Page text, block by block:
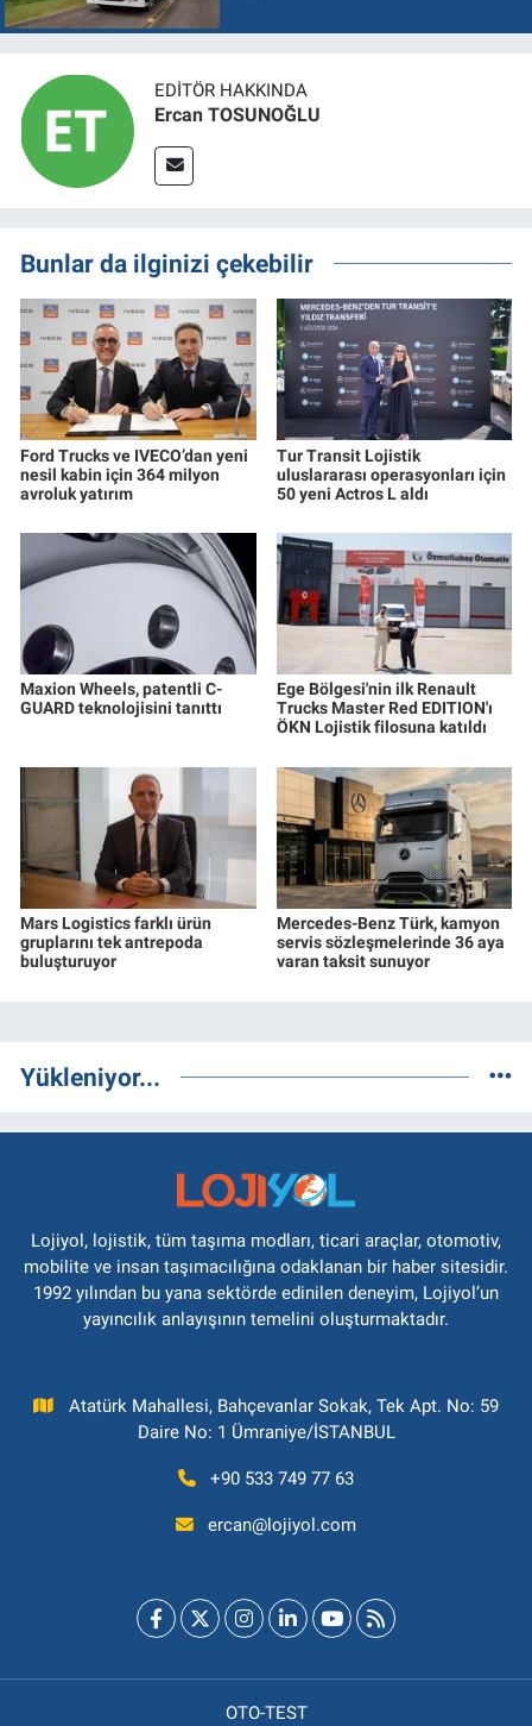
EDITÖR HAKKINDA
Ercan TOSUNOĞLU
Bunlar da ilginizi çekebilir
Ford Trucks ve IVECO’dan yeni
nesil kabin için 364 milyon
avroluk yatırım
Tur Transit Lojistik
uluslararası operasyonları için
50 yeni Actros L aldı
Maxion Wheels, patentli C-
GUARD teknolojisini tanıttı
Ege Bölgesi'nin ilk Renault
Trucks Master Red EDITION'ı
ÖKN Lojistik filosuna katıldı
Mars Logistics farklı ürün
gruplarını tek antrepoda
buluşturuyor
Mercedes-Benz Türk, kamyon
servis sözleşmelerinde 36 aya
varan taksit sunuyor
Yükleniyor...
Lojiyol, lojistik, tüm taşıma modları, ticari araçlar, otomotiv,
mobilite ve insan taşımacılığına odaklanan bir haber sitesidir.
1992 yılından bu yana sektörde edinilen deneyim, Lojiyol’un
yayıncılık anlayışının temelini oluşturmaktadır.
Atatürk Mahallesi, Bahçevanlar Sokak, Tek Apt. No: 59
Daire No: 1 Ümraniye/İSTANBUL
+90 533 749 77 63
ercan@lojiyol.com
OTO-TEST